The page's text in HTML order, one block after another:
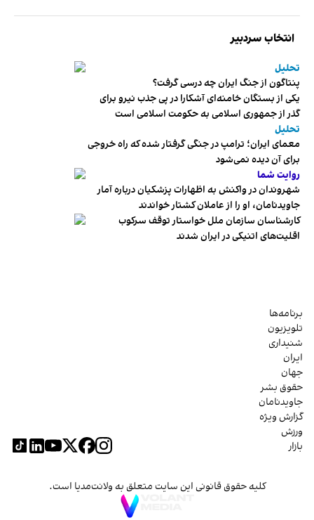
انتخاب سردبیر
تحلیل
پنتاگون از جنگ ایران چه درسی گرفت؟
یکی از بستگان خامنه‌ای آشکارا در پی جذب نیرو برای
گذر از جمهوری اسلامی به حکومت اسلامی است
تحلیل
معمای ایران؛ ترامپ در جنگی گرفتار شده که راه خروجی
برای آن دیده نمی‌شود
روایت شما
شهروندان در واکنش به اظهارات پزشکیان درباره آمار
جاویدنامان، او را از عاملان کشتار خواندند
کارشناسان سازمان ملل خواستار توقف سرکوب
اقلیت‌های اتنیکی در ایران شدند
برنامه‌ها
تلویزیون
شنیداری
ایران
جهان
حقوق بشر
جاویدنامان
گزارش ویژه
ورزش
بازار
کلیه حقوق قانونی این سایت متعلق به ولانت‌مدیا است.